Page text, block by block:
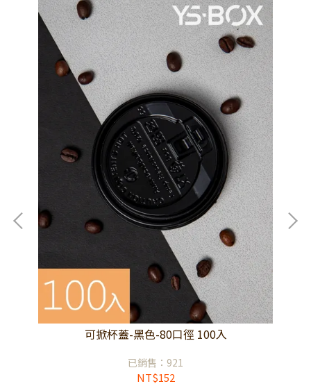
可掀杯蓋-黑色-80口徑 100入
已銷售：921
NT$152